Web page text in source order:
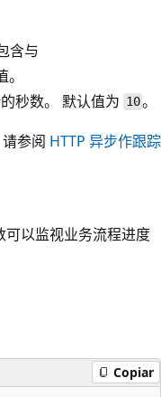
含与
秒数。 默认值为 10。
参阅 HTTP 异步作跟踪
以监视业务流程进度
Copiar